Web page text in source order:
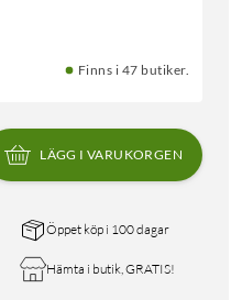
Finns i 47 butiker.
LÄGG I VARUKORGEN
Öppet köp i 100 dagar
Hämta i butik, GRATIS!